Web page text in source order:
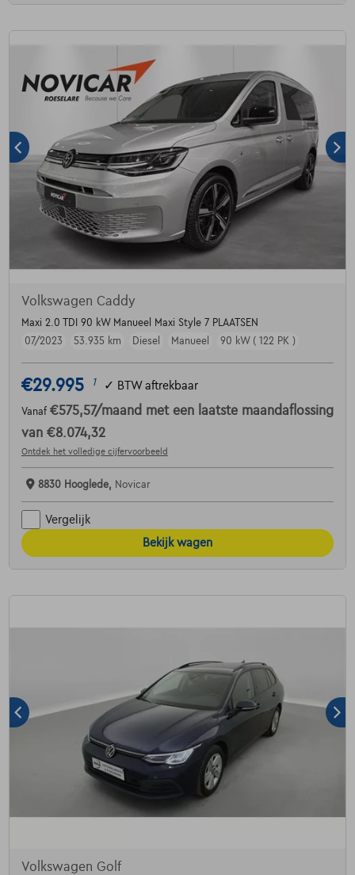
Volkswagen Caddy
Maxi 2.0 TDI 90 kW Manueel Maxi Style 7 PLAATSEN
07/2023
53.935 km Diesel Manueel 90 kW ( 122 PK )
€29.995 1 ✓ BTW aftrekbaar
Vanaf €575,57/maand met een laatste maandaflossing
van €8.074,32
Ontdek het volledige cijfervoorbeeld
8830 Hooglede, Novicar
Vergelijk
Bekijk wagen
Volkswagen Golf